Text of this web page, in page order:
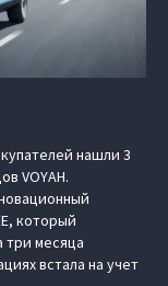
нашли 3
VOYAH.
который
три месяца
встала на учет